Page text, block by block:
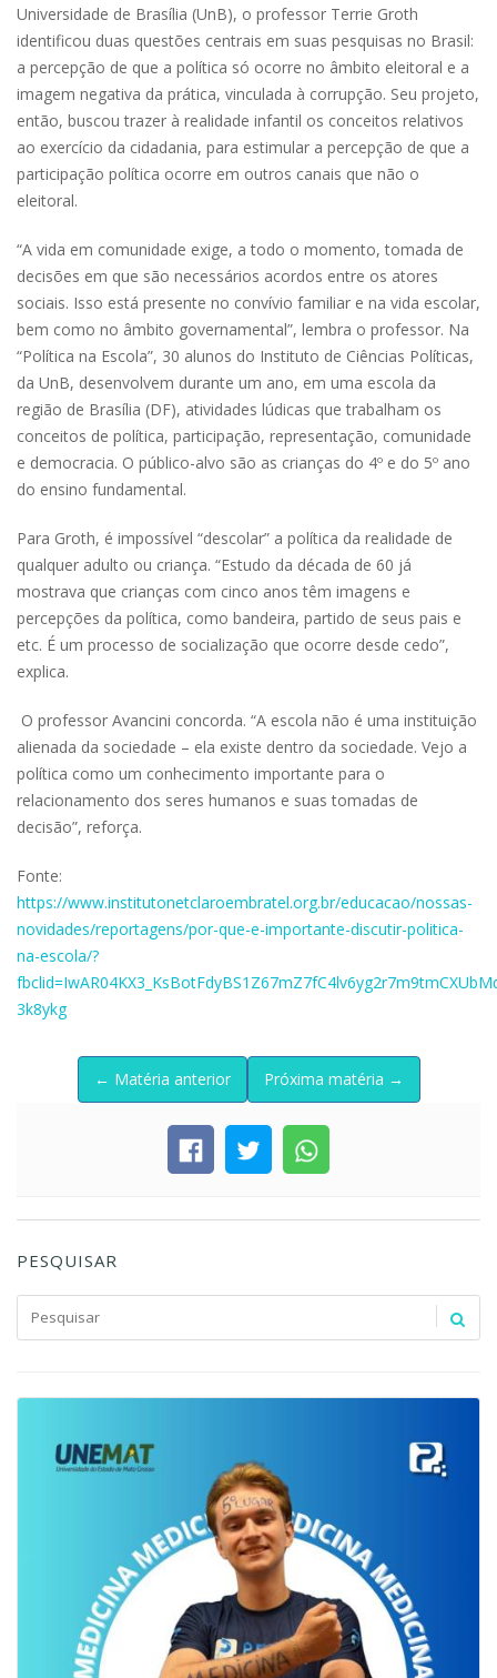
Universidade de Brasília (UnB), o professor Terrie Groth
identificou duas questões centrais em suas pesquisas no Brasil:
a percepção de que a política só ocorre no âmbito eleitoral e a
imagem negativa da prática, vinculada à corrupção. Seu projeto,
então, buscou trazer à realidade infantil os conceitos relativos
ao exercício da cidadania, para estimular a percepção de que a
participação política ocorre em outros canais que não o
eleitoral.
“A vida em comunidade exige, a todo o momento, tomada de
decisões em que são necessários acordos entre os atores
sociais. Isso está presente no convívio familiar e na vida escolar,
bem como no âmbito governamental”, lembra o professor. Na
“Política na Escola”, 30 alunos do Instituto de Ciências Políticas,
da UnB, desenvolvem durante um ano, em uma escola da
região de Brasília (DF), atividades lúdicas que trabalham os
conceitos de política, participação, representação, comunidade
e democracia. O público-alvo são as crianças do 4º e do 5º ano
do ensino fundamental.
Para Groth, é impossível “descolar” a política da realidade de
qualquer adulto ou criança. “Estudo da década de 60 já
mostrava que crianças com cinco anos têm imagens e
percepções da política, como bandeira, partido de seus pais e
etc. É um processo de socialização que ocorre desde cedo”,
explica.
O professor Avancini concorda. “A escola não é uma instituição
alienada da sociedade – ela existe dentro da sociedade. Vejo a
política como um conhecimento importante para o
relacionamento dos seres humanos e suas tomadas de
decisão”, reforça.
Fonte:
https://www.institutonetclaroembratel.org.br/educacao/nossas-
novidades/reportagens/por-que-e-importante-discutir-politica-
na-escola/?
3k8ykg
← Matéria anterior Próxima matéria →
PESQUISAR